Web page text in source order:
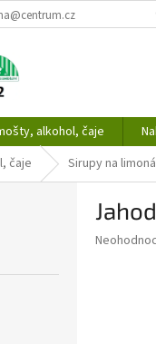
alkohol, čaje
čaje Sirupy na
Průměrné